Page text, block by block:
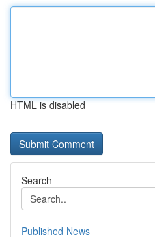
HTML is disabled
Search
Published News